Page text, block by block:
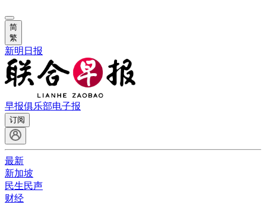
简
繁
新明日报
早报俱乐部电子报
订阅
最新
新加坡
民生民声
财经